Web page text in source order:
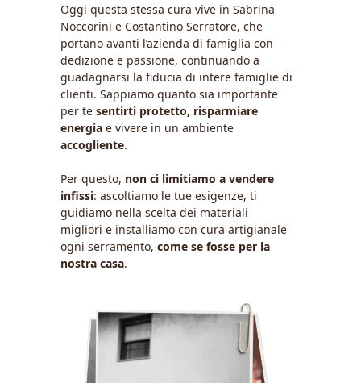
Oggi questa stessa cura vive in Sabrina
Noccorini e Costantino Serratore, che
portano avanti l’azienda di famiglia con
dedizione e passione, continuando a
guadagnarsi la fiducia di intere famiglie di
clienti. Sappiamo quanto sia importante
per te sentirti protetto, risparmiare
energia e vivere in un ambiente
accogliente.
Per questo, non ci limitiamo a vendere
infissi: ascoltiamo le tue esigenze, ti
guidiamo nella scelta dei materiali
migliori e installiamo con cura artigianale
ogni serramento, come se fosse per la
nostra casa.